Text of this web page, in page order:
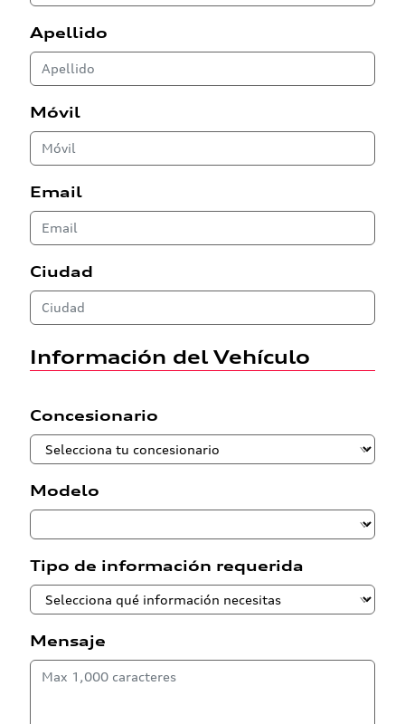
Apellido
Móvil
Email
Ciudad
Información del Vehículo
Concesionario
Modelo
Tipo de información requerida
Mensaje